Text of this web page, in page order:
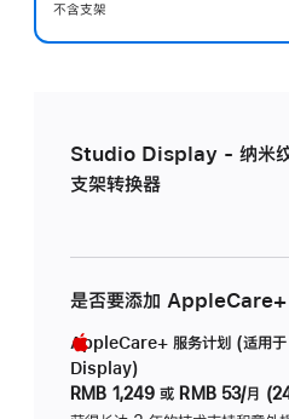
不含支架
Studio Display - 纳米
支架转换器
是否要添加 AppleCare+
AppleCare+ 服务计划 (适用
Display)
RMB 1,249 或 RMB 53/月